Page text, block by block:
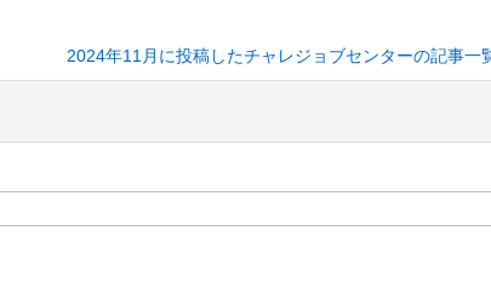
2024年11月に投稿したチャレジョブセンターの記事一